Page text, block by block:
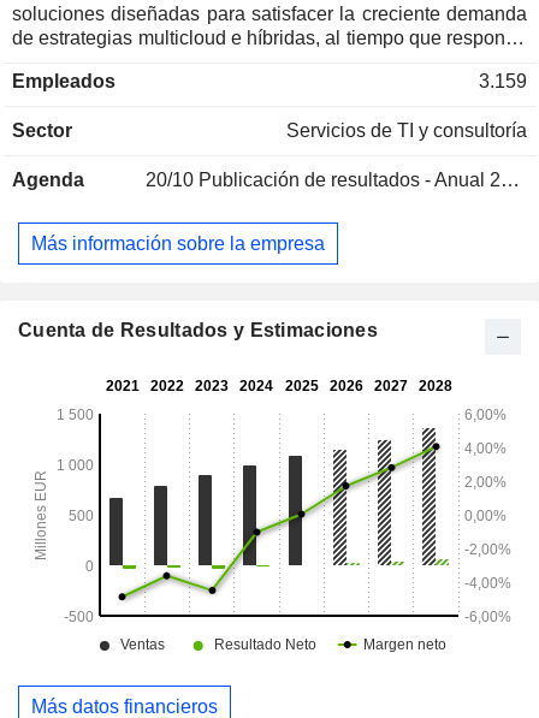
soluciones diseñadas para satisfacer la creciente demanda
de estrategias multicloud e híbridas, al tiempo que responde
cloud fiables. OVH Groupe ofrece a sus 1,6 millones de
empresas y empresas tecnológicas, así como por el sector
privada, pública y web, aprovechando su red global de 44
4 continentes.
Empleados 3.159
Sector Servicios de TI y consultoría
Agenda 20/10 Publicación de resultados - Anual 2026
Más información sobre la empresa
Cuenta de Resultados y Estimaciones
Más datos financieros